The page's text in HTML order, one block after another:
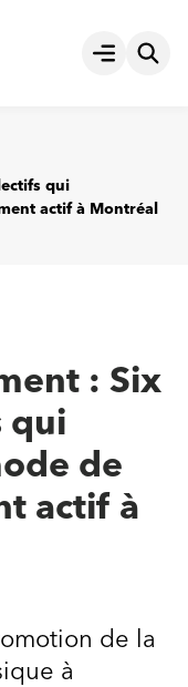
Ouvrir le
qui
actif à Montréal
: Six
qui
de
actif à
de la
à